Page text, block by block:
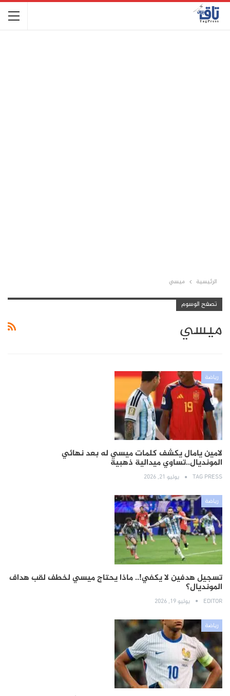
الرئيسية ميسي
تصفح الوسوم
ميسي
رياضة
لامين يامال يكشف كلمات ميسي له بعد نهائي
المونديال..تساوي ميدالية ذهبية
TAG PRESS يوليو 21, 2026
رياضة
تسجيل هدفين لا يكفي!.. ماذا يحتاج ميسي لخطف لقب هداف
المونديال؟
EDITOR يوليو 19, 2026
رياضة